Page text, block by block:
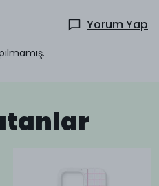
Yorum Yap